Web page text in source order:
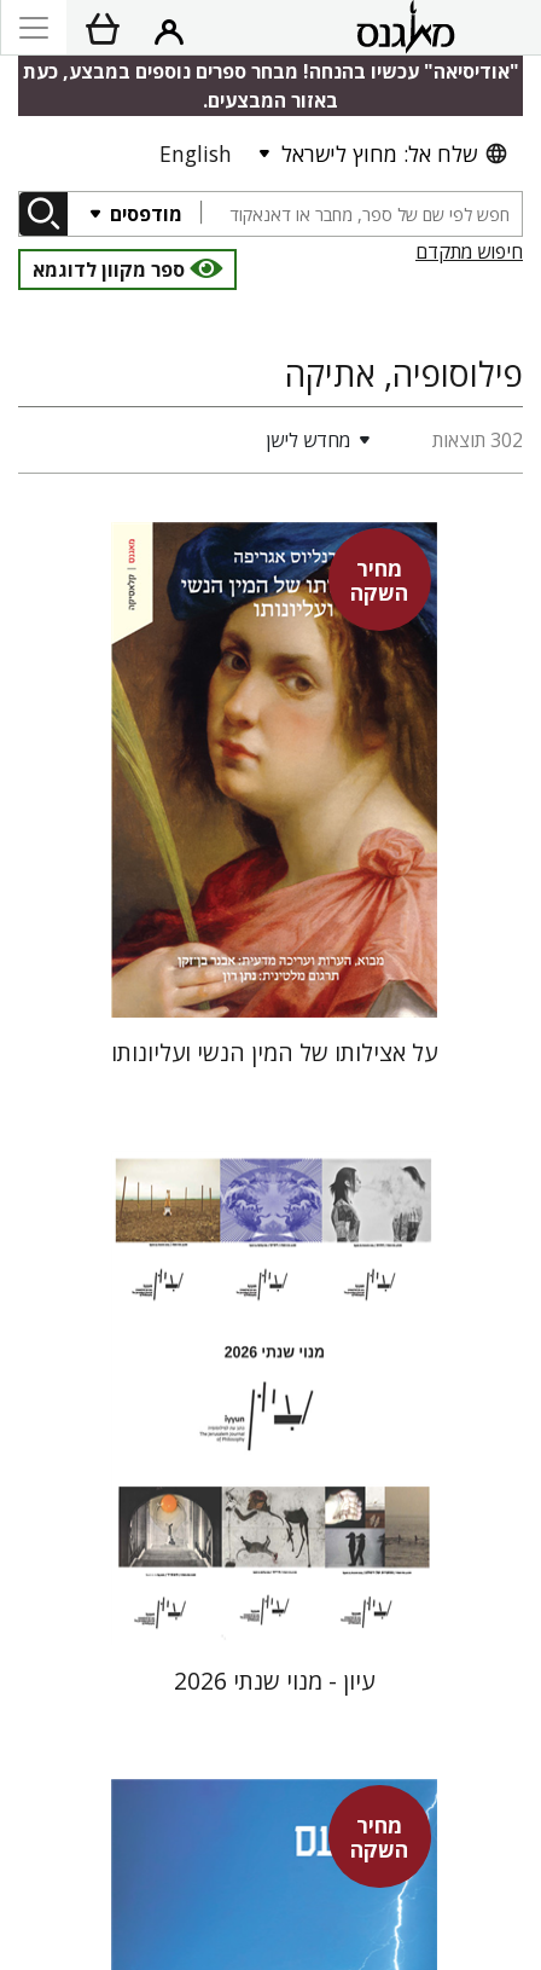
"אודיסיאה" עכשיו בהנחה! מבחר ספרים נוספים במבצע, כעת
באזור המבצעים.
שלח אל: מחוץ לישראל English
מודפסים
חיפוש מתקדם
ספר מקוון לדוגמא
פילוסופיה, אתיקה
302 תוצאות מחדש לישן
מחיר
השקה
היינריך קורנליוס אגריפה
אבנר בן-זקן
נתן רון
מחיר השקה
$31
$22
על אצילותו של המין הנשי ועליונותו
חגי כנען
הנחת אתר ספר מודפס
$77
$69
עיון - מנוי שנתי 2026
מחיר
השקה
סנקה
דבורה גילולה
דבורה גילולה